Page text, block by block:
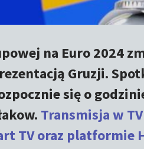
na Euro 2024
Gruzji.
się o
Transmisja w
TV oraz platformie